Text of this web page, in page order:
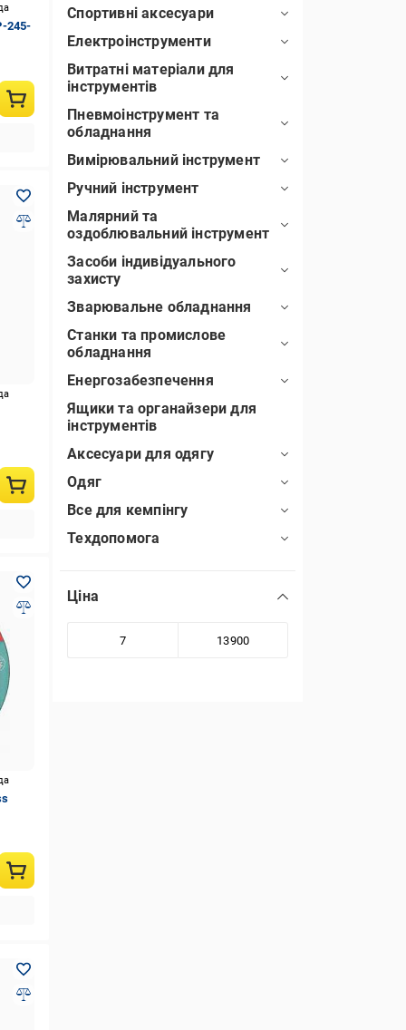
245-
Спортивні аксесуари
Електроінструменти
Витратні матеріали для
інструментів
Пневмоінструмент та
обладнання
Вимірювальний інструмент
Ручний інструмент
Малярний та
оздоблювальний інструмент
Засоби індивідуального
захисту
Зварювальне обладнання
Станки та промислове
обладнання
Енергозабезпечення
Ящики та органайзери для
інструментів
Аксесуари для одягу
Одяг
Все для кемпінгу
Техдопомога
Ціна